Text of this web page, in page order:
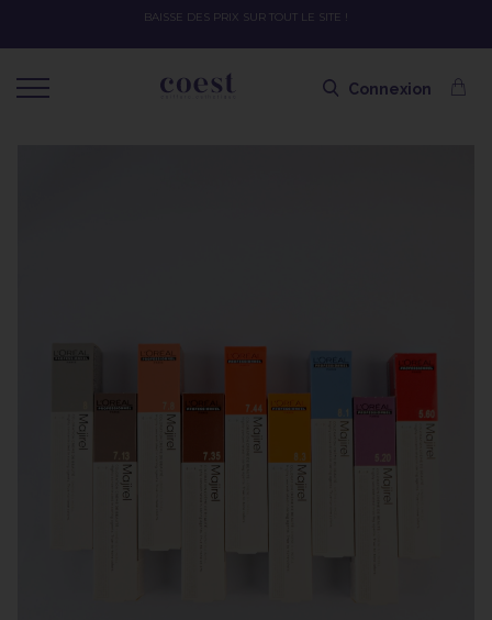
OFFRE SPÉCIALE SOLAIRE SKEYMZEE ! SOIN HYDRATANT + SPRAY +
Connexion